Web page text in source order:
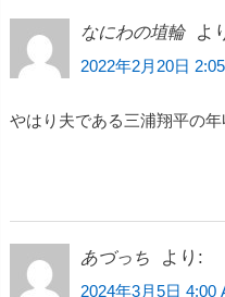
なにわの埴輪 よ
2022年2月20日
やはり夫である三浦翔平の
あづっち より:
2024年3月5日 4:00